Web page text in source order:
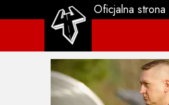
Oficjalna